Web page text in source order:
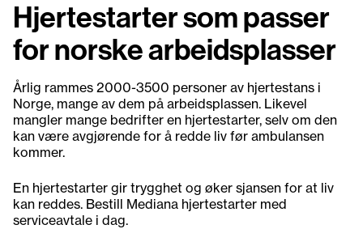
Hjertestarter som passer
for norske arbeidsplasser
Årlig rammes 2000-3500 personer av hjertestans i
Norge, mange av dem på arbeidsplassen. Likevel
mangler mange bedrifter en hjertestarter, selv om den
kan være avgjørende for å redde liv før ambulansen
kommer.
En hjertestarter gir trygghet og øker sjansen for at liv
kan reddes. Bestill Mediana hjertestarter med
serviceavtale i dag.